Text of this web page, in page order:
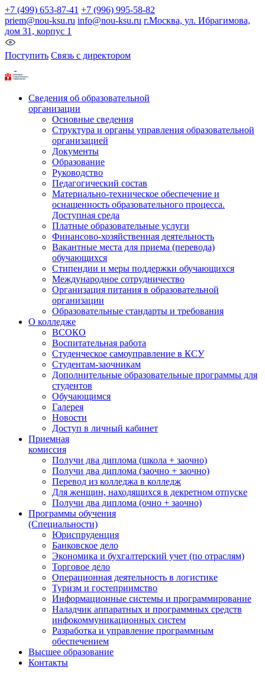
+7 (499) 653-87-41 +7 (996) 995-58-82
priem@nou-ksu.ru info@nou-ksu.ru г.Москва, ул. Ибрагимова,
дом 31, корпус 1
Поступить Связь с директором
Сведения об образовательной
организации
Основные сведения
Структура и органы управления образовательной
организацией
Документы
Образование
Руководство
Педагогический состав
Материально-техническое обеспечение и
оснащенность образовательного процесса.
Доступная среда
Платные образовательные услуги
Финансово-хозяйственная деятельность
Вакантные места для приема (перевода)
обучающихся
Стипендии и меры поддержки обучающихся
Международное сотрудничество
Организация питания в образовательной
организации
Образовательные стандарты и требования
О колледже
ВСОКО
Воспитательная работа
Студенческое самоуправление в КСУ
Студентам-заочникам
Дополнительные образовательные программы для
студентов
Обучающимся
Галерея
Новости
Доступ в личный кабинет
Приемная
комиссия
Получи два диплома (школа + заочно)
Получи два диплома (заочно + заочно)
Перевод из колледжа в колледж
Для женщин, находящихся в декретном отпуске
Получи два диплома (очно + заочно)
Программы обучения
(Специальности)
Юриспруденция
Банковское дело
Экономика и бухгалтерский учет (по отраслям)
Торговое дело
Операционная деятельность в логистике
Туризм и гостеприимство
Информационные системы и программирование
Наладчик аппаратных и программных средств
инфокоммуникационных систем
Разработка и управление программным
обеспечением
Высшее образование
Контакты